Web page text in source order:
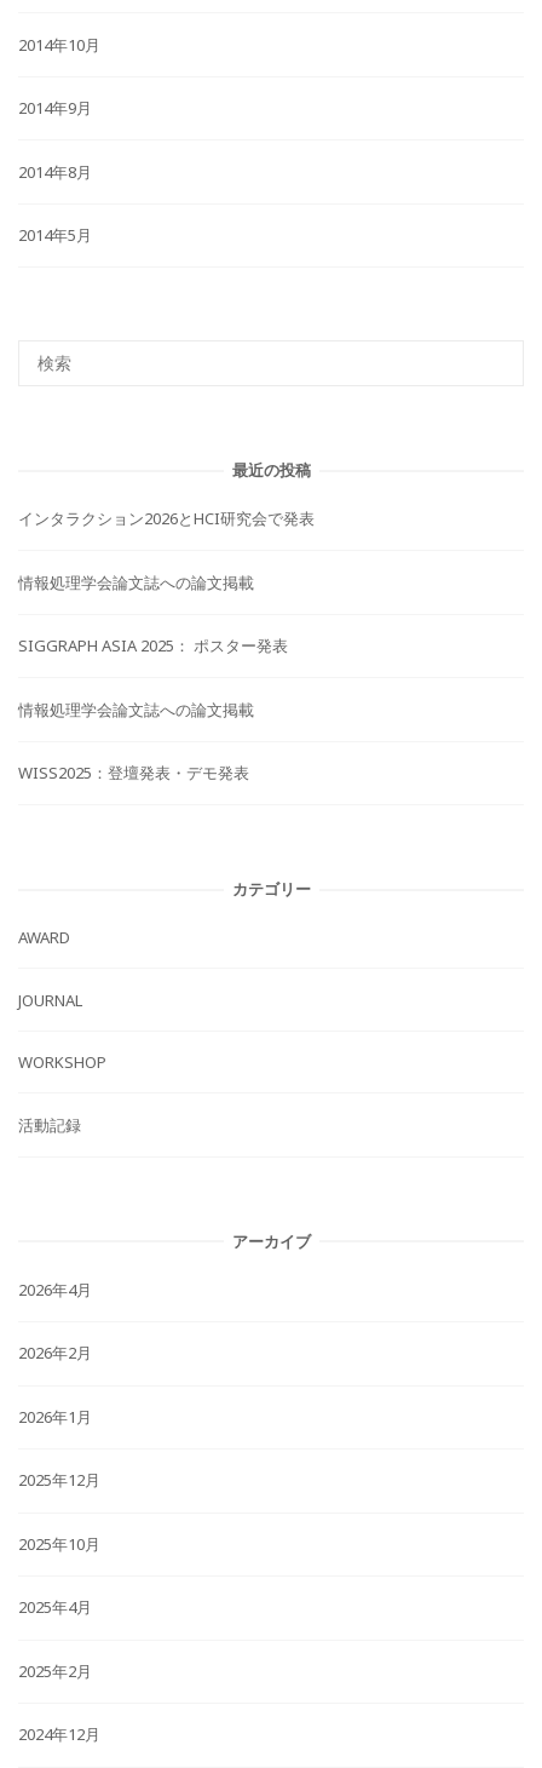
2014年10月
2014年9月
2014年8月
2014年5月
最近の投稿
インタラクション2026とHCI研究会で発表
情報処理学会論文誌への論文掲載
SIGGRAPH ASIA 2025： ポスター発表
情報処理学会論文誌への論文掲載
WISS2025：登壇発表・デモ発表
カテゴリー
AWARD
JOURNAL
WORKSHOP
活動記録
アーカイブ
2026年4月
2026年2月
2026年1月
2025年12月
2025年10月
2025年4月
2025年2月
2024年12月